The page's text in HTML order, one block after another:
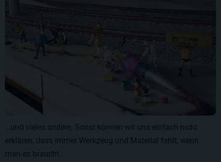
…und vieles andere. Sonst können wir uns einfach nicht
erklären, dass immer Werkzeug und Material fehlt, wenn
man es braucht.